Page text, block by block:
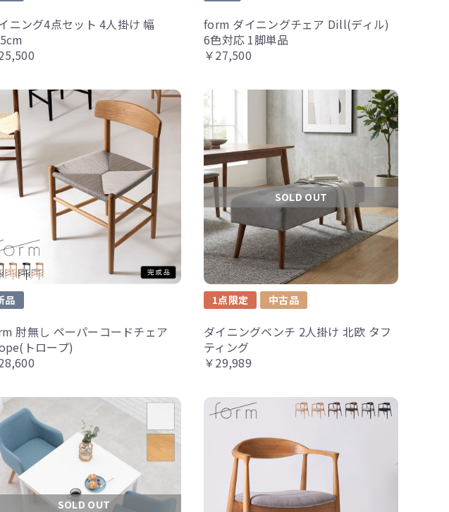
ニング4点セット 4人掛け 幅
form ダイニングチェア Dill(ディル)
6色対応 1脚単品
￥27,500
品
肘無し ペーパーコードチェア
トロープ)
SOLD OUT
1点限定 中古品
ダイニングベンチ 2人掛け 北欧 タフ
ティング
￥29,989
SOLD OUT